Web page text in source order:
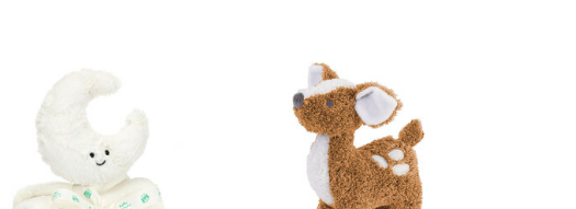
ZUM WARENKORB HINZUFÜGEN
Happy Horse
ZUM WARENKORB HINZUFÜGEN